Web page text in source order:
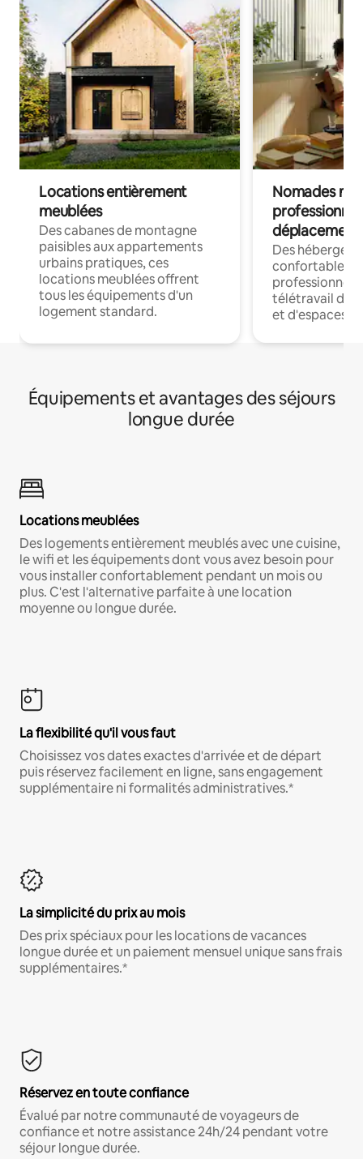
Locations entièrement
meublées
Des cabanes de montagne
paisibles aux appartements
urbains pratiques, ces
locations meublées offrent
tous les équipements d'un
logement standard.
Nomades
déplacement
Des
confortables
professionnels
télétravail
et d'espaces
Équipements et avantages des séjours
longue durée
Locations meublées
Des logements entièrement meublés avec une cuisine,
le wifi et les équipements dont vous avez besoin pour
vous installer confortablement pendant un mois ou
plus. C'est l'alternative parfaite à une location
moyenne ou longue durée.
La flexibilité qu'il vous faut
Choisissez vos dates exactes d'arrivée et de départ
puis réservez facilement en ligne, sans engagement
supplémentaire ni formalités administratives.*
La simplicité du prix au mois
Des prix spéciaux pour les locations de vacances
longue durée et un paiement mensuel unique sans frais
supplémentaires.*
Réservez en toute confiance
Évalué par notre communauté de voyageurs de
confiance et notre assistance 24h/24 pendant votre
séjour longue durée.